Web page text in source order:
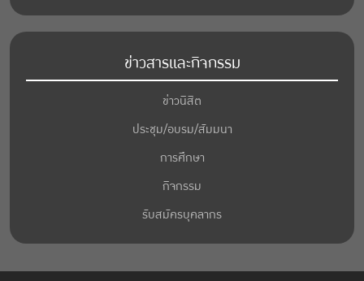
ข่าวสารและกิจกรรม
ข่าวนิสิต
ประชุม/อบรม/สัมมนา
การศึกษา
กิจกรรม
รับสมัครบุคลากร